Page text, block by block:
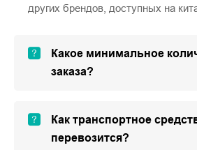
других брендов, доступных на
Какое минимальное
заказа?
Как транспортное
перевозится?